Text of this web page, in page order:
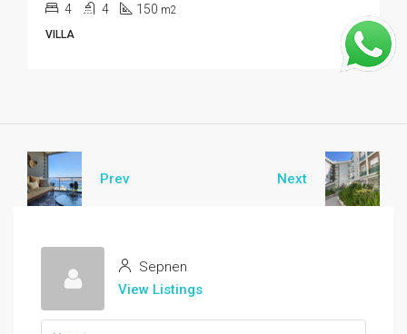
4 4 150 m2
VILLA
Prev Next
Sepnen
View Listings